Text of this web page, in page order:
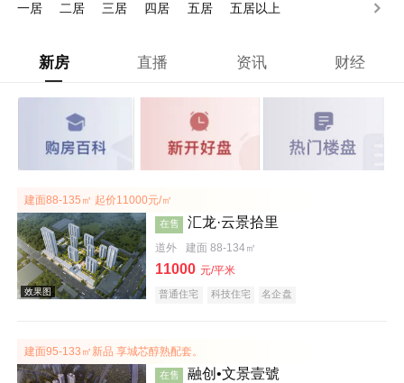
一居
二居 三居 四居 五居 五居以上
新房 直播 资讯 财经
建面88-135㎡ 起价11000元/㎡
在售 汇龙·云景拾里
道外 建面 88-134㎡
11000 元/平米
普通住宅 科技住宅 名企盘
建面95-133㎡新品 享城芯醇熟配套。
在售 融创•文景壹號